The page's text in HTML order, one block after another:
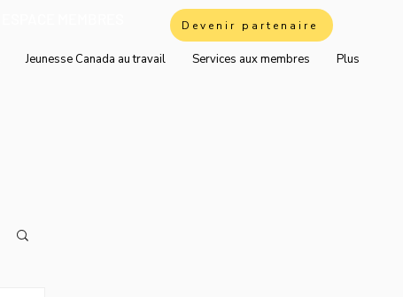
Jeunesse Canada au travail Services aux membres Plus
Devenir partenaire